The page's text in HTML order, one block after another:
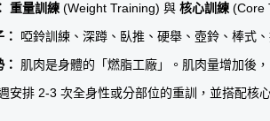
重量訓練 (Weight Training) 與 核心訓練 (Core
啞鈴訓練、深蹲、臥推、硬舉、壺鈴、棒式、
肌肉是身體的「燃脂工廠」。肌肉量增加後
安排 2-3 次全身性或分部位的重訓，並搭配核